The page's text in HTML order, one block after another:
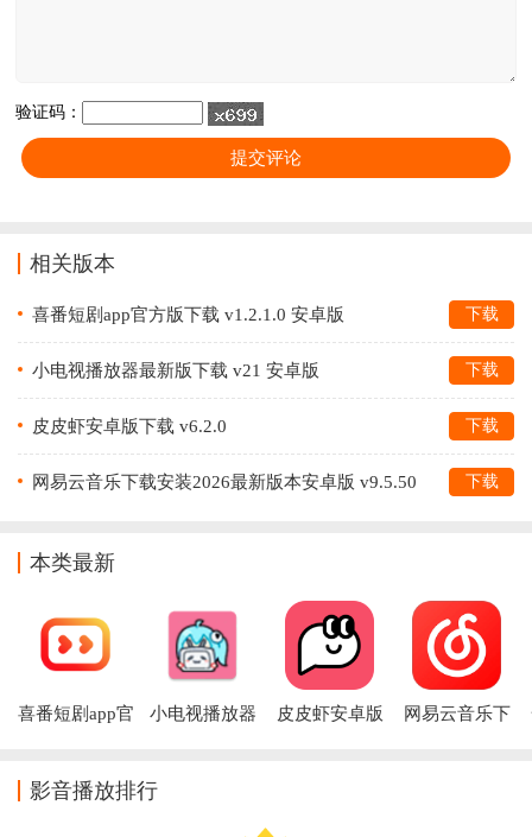
验证码：
相关版本
喜番短剧app官方版下载 v1.2.1.0 安卓版 下载
小电视播放器最新版下载 v21 安卓版 下载
皮皮虾安卓版下载 v6.2.0 下载
网易云音乐下载安装2026最新版本安卓版 v9.5.50 下载
本类最新
喜番短剧app官
小电视播放器
皮皮虾安卓版
网易云音乐下
影音播放排行